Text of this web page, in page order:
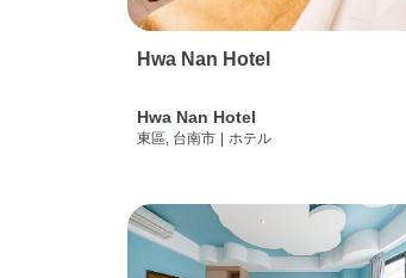
Hwa Nan Hotel
Hwa Nan Hotel
東區, 台南市 ホテル